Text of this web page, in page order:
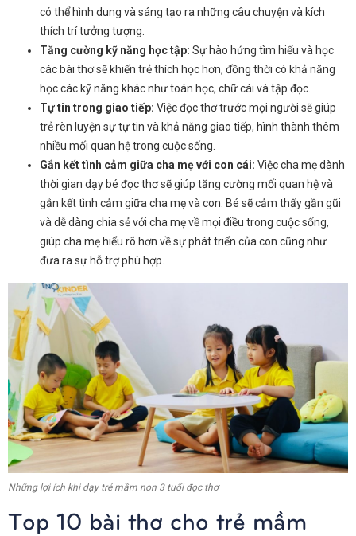
có thể hình dung và sáng tạo ra những câu chuyện và kích
thích trí tưởng tượng.
Tăng cường kỹ năng học tập: Sự hào hứng tìm hiểu và học
các bài thơ sẽ khiến trẻ thích học hơn, đồng thời có khả năng
học các kỹ năng khác như toán học, chữ cái và tập đọc.
Tự tin trong giao tiếp: Việc đọc thơ trước mọi người sẽ giúp
trẻ rèn luyện sự tự tin và khả năng giao tiếp, hình thành thêm
nhiều mối quan hệ trong cuộc sống.
Gắn kết tình cảm giữa cha mẹ với con cái: Việc cha mẹ dành
thời gian dạy bé đọc thơ sẽ giúp tăng cường mối quan hệ và
gắn kết tình cảm giữa cha mẹ và con. Bé sẽ cảm thấy gần gũi
và dễ dàng chia sẻ với cha mẹ về mọi điều trong cuộc sống,
giúp cha mẹ hiểu rõ hơn về sự phát triển của con cũng như
đưa ra sự hỗ trợ phù hợp.
Những lợi ích khi dạy trẻ mầm non 3 tuổi đọc thơ
Top 10 bài thơ cho trẻ mầm